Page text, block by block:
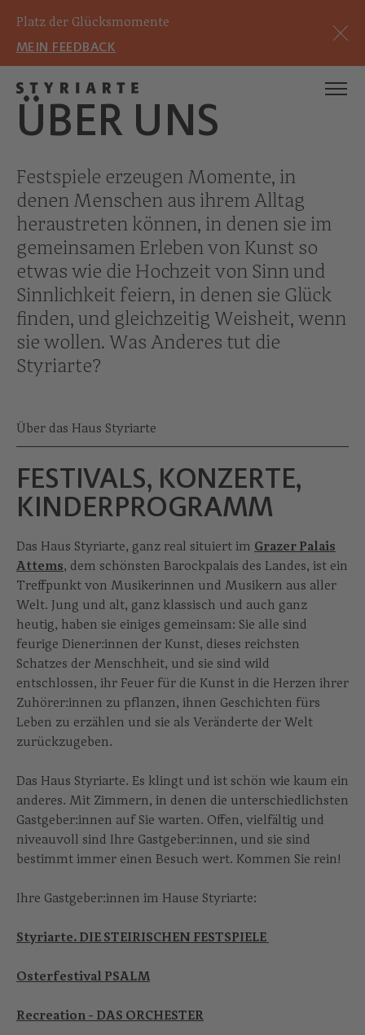
Platz der Glücksmomente
MEIN FEEDBACK
ÜBER UNS
Festspiele erzeugen Momente, in
denen Menschen aus ihrem Alltag
heraustreten können, in denen sie im
gemeinsamen Erleben von Kunst so
etwas wie die Hochzeit von Sinn und
Sinnlichkeit feiern, in denen sie Glück
finden, und gleichzeitig Weisheit, wenn
sie wollen. Was Anderes tut die
Styriarte?
Über das Haus Styriarte
FESTIVALS, KONZERTE,
KINDERPROGRAMM
Das Haus Styriarte, ganz real situiert im Grazer Palais
Attems, dem schönsten Barockpalais des Landes, ist ein
Treffpunkt von Musikerinnen und Musikern aus aller
Welt. Jung und alt, ganz klassisch und auch ganz
heutig, haben sie einiges gemeinsam: Sie alle sind
feurige Diener:innen der Kunst, dieses reichsten
Schatzes der Menschheit, und sie sind wild
entschlossen, ihr Feuer für die Kunst in die Herzen ihrer
Zuhörer:innen zu pflanzen, ihnen Geschichten fürs
Leben zu erzählen und sie als Veränderte der Welt
zurückzugeben.
Das Haus Styriarte. Es klingt und ist schön wie kaum ein
anderes. Mit Zimmern, in denen die unterschiedlichsten
Gastgeber:innen auf Sie warten. Offen, vielfältig und
niveauvoll sind Ihre Gastgeber:innen, und sie sind
bestimmt immer einen Besuch wert. Kommen Sie rein!
Ihre Gastgeber:innen im Hause Styriarte:
Styriarte. DIE STEIRISCHEN FESTSPIELE
Osterfestival PSALM
Recreation - DAS ORCHESTER